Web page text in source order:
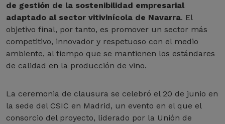
de gestión de la sostenibilidad empresarial
adaptado al sector vitivinícola de Navarra. El
objetivo final, por tanto, es promover un sector más
competitivo, innovador y respetuoso con el medio
ambiente, al tiempo que se mantienen los estándares
de calidad en la producción de vino.
La ceremonia de clausura se celebró el 20 de junio en
la sede del CSIC en Madrid, un evento en el que el
consorcio del proyecto, liderado por la Unión de